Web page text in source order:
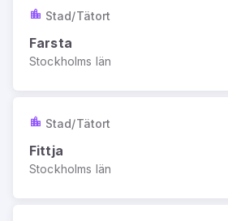
Stad/Tätort
Farsta
Stockholms län
Stad/Tätort
Fittja
Stockholms län